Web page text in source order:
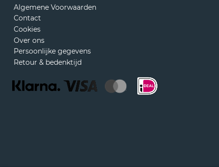
Algemene Voorwaarden
Contact
Cookies
Over ons
Persoonlijke gegevens
Retour & bedenktijd